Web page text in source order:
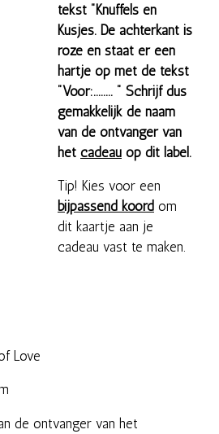
tekst "Knuffels en
Kusjes. De achterkant is
roze en staat er een
hartje op met de tekst
"Voor:........ " Schrijf dus
gemakkelijk de naam
van de ontvanger van
het cadeau op dit label.
Tip! Kies voor een
bijpassend koord om
dit kaartje aan je
cadeau vast te maken.
Love
de ontvanger van het